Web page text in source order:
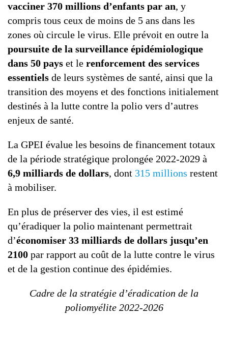
vacciner 370 millions d’enfants par an, y
compris tous ceux de moins de 5 ans dans les
zones où circule le virus. Elle prévoit en outre la
poursuite de la surveillance épidémiologique
dans 50 pays et le renforcement des services
essentiels de leurs systèmes de santé, ainsi que la
transition des moyens et des fonctions initialement
destinés à la lutte contre la polio vers d’autres
enjeux de santé.
La GPEI évalue les besoins de financement totaux
de la période stratégique prolongée 2022-2029 à
6,9 milliards de dollars, dont 315 millions restent
à mobiliser.
En plus de préserver des vies, il est estimé
qu’éradiquer la polio maintenant permettrait
d’économiser 33 milliards de dollars jusqu’en
2100 par rapport au coût de la lutte contre le virus
et de la gestion continue des épidémies.
Cadre de la stratégie d’éradication de la
poliomyélite 2022-2026